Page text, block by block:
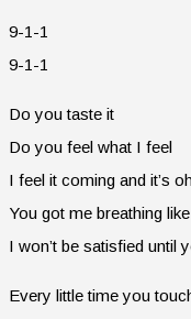
9-1-1
9-1-1
Do you taste it
Do you feel what I feel
I feel it coming and it’s
You got me breathing
I won’t be satisfied until
Every little time you